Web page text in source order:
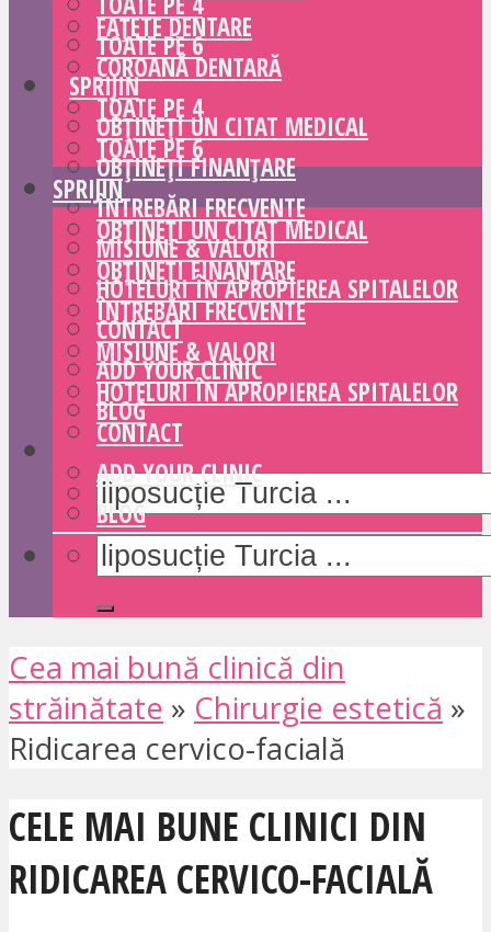
TOATE PE 6
SPRIJIN
OBȚINEȚI UN CITAT MEDICAL
OBȚINEȚI FINANȚARE
ÎNTREBĂRI FRECVENTE
MISIUNE & VALORI
HOTELURI ÎN APROPIEREA SPITALELOR
CONTACT
ADD YOUR CLINIC
BLOG
FAȚETE DENTARE
COROANĂ DENTARĂ
TOATE PE 4
TOATE PE 6
SPRIJIN
OBȚINEȚI UN CITAT MEDICAL
OBȚINEȚI FINANȚARE
ÎNTREBĂRI FRECVENTE
MISIUNE & VALORI
HOTELURI ÎN APROPIEREA SPITALELOR
CONTACT
ADD YOUR CLINIC
BLOG
Cea mai bună clinică din
străinătate » Chirurgie estetică »
Ridicarea cervico-facială
CELE MAI BUNE CLINICI DIN
RIDICAREA CERVICO-FACIALĂ